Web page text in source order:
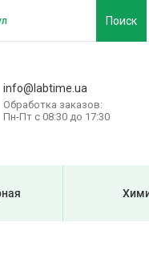
Поиск
info@labtime.ua
Обработка заказов:
Пн-Пт с 08:30 до 17:30